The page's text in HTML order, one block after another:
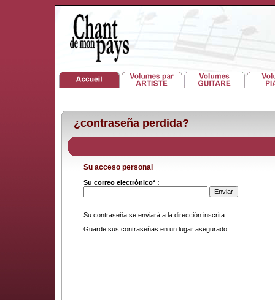
¿contraseña perdida?
Su acceso personal
Su correo electrónico* :
Su contraseña se enviará a la dirección inscrita.
Guarde sus contraseñas en un lugar asegurado.